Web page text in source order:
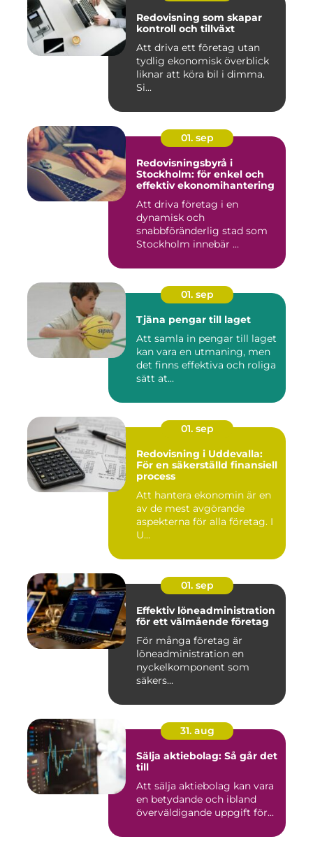
Redovisning som skapar
kontroll och tillväxt
Att driva ett företag utan
tydlig ekonomisk överblick
liknar att köra bil i dimma.
Si...
01. sep
Redovisningsbyrå i
Stockholm: för enkel och
effektiv ekonomihantering
Att driva företag i en
dynamisk och
snabbföränderlig stad som
Stockholm innebär ...
01. sep
Tjäna pengar till laget
Att samla in pengar till laget
kan vara en utmaning, men
det finns effektiva och roliga
sätt at...
01. sep
Redovisning i Uddevalla:
För en säkerställd finansiell
process
Att hantera ekonomin är en
av de mest avgörande
aspekterna för alla företag. I
U...
01. sep
Effektiv löneadministration
för ett välmående företag
För många företag är
löneadministration en
nyckelkomponent som
säkers...
31. aug
Sälja aktiebolag: Så går det
till
Att sälja aktiebolag kan vara
en betydande och ibland
överväldigande uppgift för...